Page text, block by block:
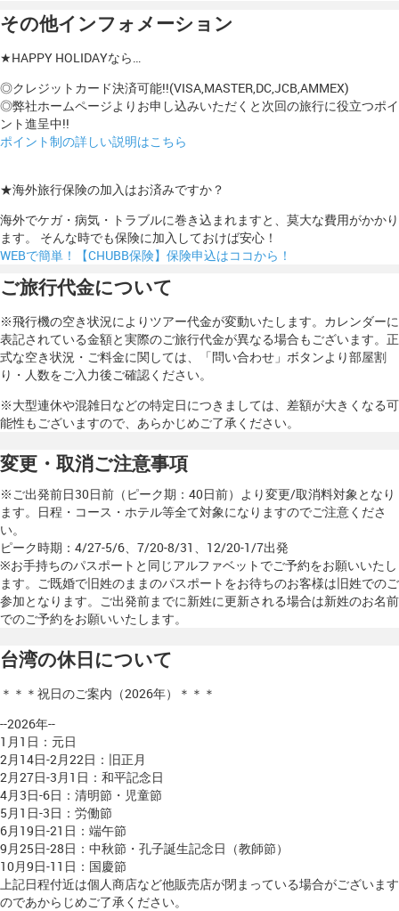
その他インフォメーション
★HAPPY HOLIDAYなら…
◎クレジットカード決済可能!!(VISA,MASTER,DC,JCB,AMMEX)
◎弊社ホームページよりお申し込みいただくと次回の旅行に役立つポイ
ント進呈中!!
ポイント制の詳しい説明はこちら
★海外旅行保険の加入はお済みですか？
海外でケガ・病気・トラブルに巻き込まれますと、莫大な費用がかかり
ます。 そんな時でも保険に加入しておけば安心！
WEBで簡単！【CHUBB保険】保険申込はココから！
ご旅行代金について
※飛行機の空き状況によりツアー代金が変動いたします。カレンダーに
表記されている金額と実際のご旅行代金が異なる場合もございます。正
式な空き状況・ご料金に関しては、「問い合わせ」ボタンより部屋割
り・人数をご入力後ご確認ください。
※大型連休や混雑日などの特定日につきましては、差額が大きくなる可
能性もございますので、あらかじめご了承ください。
変更・取消ご注意事項
※ご出発前日30日前（ピーク期：40日前）より変更/取消料対象となり
ます。日程・コース・ホテル等全て対象になりますのでご注意くださ
い。
ピーク時期：4/27-5/6、7/20-8/31、12/20-1/7出発
※お手持ちのパスポートと同じアルファベットでご予約をお願いいたし
ます。ご既婚で旧姓のままのパスポートをお待ちのお客様は旧姓でのご
参加となります。ご出発前までに新姓に更新される場合は新姓のお名前
でのご予約をお願いいたします。
台湾の休日について
＊＊＊祝日のご案内（2026年）＊＊＊
--2026年--
1月1日：元日
2月14日-2月22日：旧正月
2月27日-3月1日：和平記念日
4月3日-6日：清明節・児童節
5月1日-3日：労働節
6月19日-21日：端午節
9月25日-28日：中秋節・孔子誕生記念日（教師節）
10月9日-11日：国慶節
上記日程付近は個人商店など他販売店が閉まっている場合がございます
のであからじめご了承ください。